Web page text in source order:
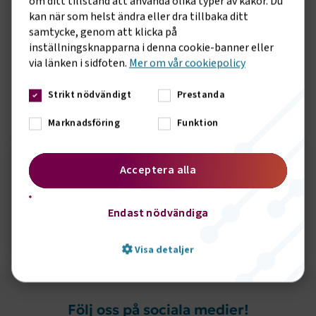
det inte finns elbussar för landsortstrafik som uppfyller
kraven vid upphandling. Regeringen väljer också att behålla
flygskatten. Den saknar koppling till minskade utsläpp och
hör likt plastpåseskatten hemma i soppåsen, säger Marcus
Sidomeny
KONTAKT
Mattias Holmqvist
Pressansvarig
Följ oss på sociala medier!
kan när som helst ändra eller dra tillbaka ditt
samtycke, genom att klicka på
inställningsknapparna i denna cookie-banner eller
via länken i sidfoten. Mer om vår cookiepolicy
Strikt nödvändigt
Prestanda
Marknadsföring
Funktion
Acceptera alla
Endast nödvändiga
Visa detaljer
Strikt nödvändigt Prestanda